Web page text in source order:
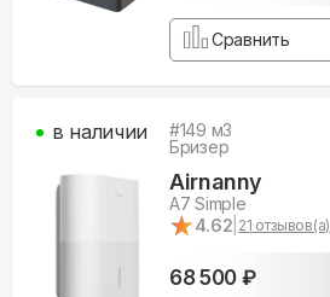
Сравнить
#149 м3
Бризер
Airnanny
A7 Simple
★
★4.62 21 отзывов(а)
68 500 ₽
в наличии